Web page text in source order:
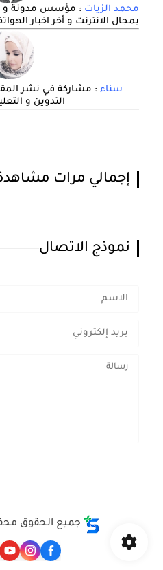
محمد الزيات
بمجال الانترنت و أخر اخبار
سناء : مشاركة في نشر
التدوين و
إجمالي مرات
نموذج الاتصال
جميع الحقوق